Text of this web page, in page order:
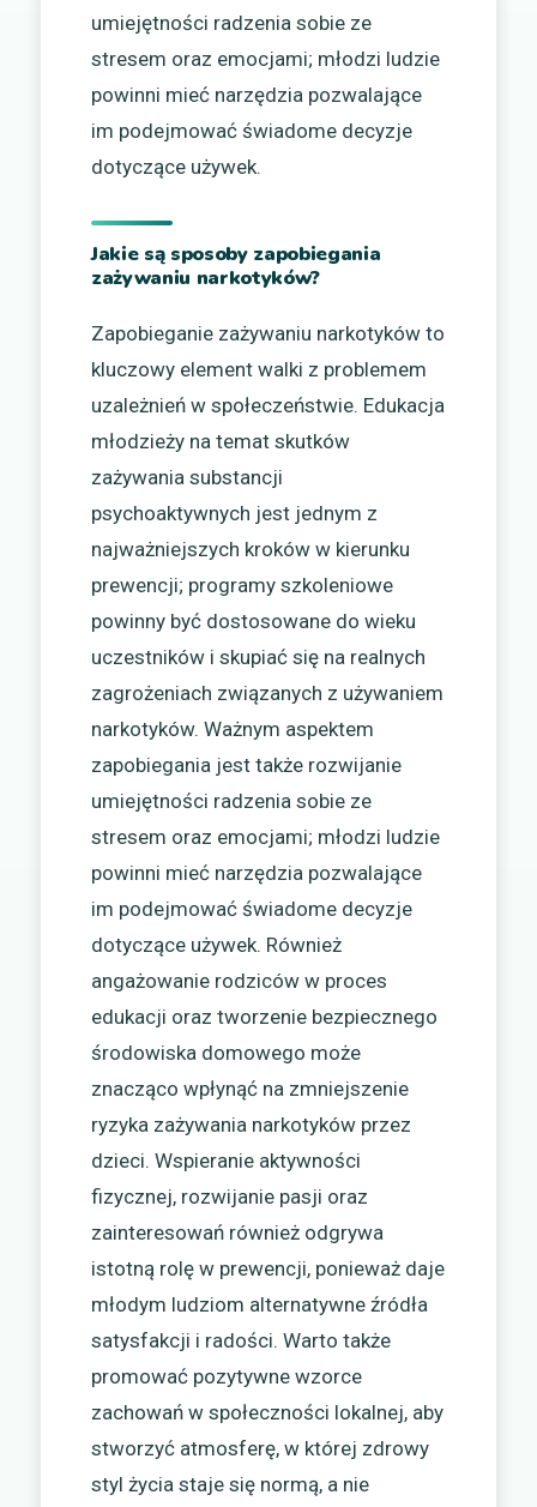
umiejętności radzenia sobie ze
stresem oraz emocjami; młodzi ludzie
powinni mieć narzędzia pozwalające
im podejmować świadome decyzje
dotyczące używek.
Jakie są sposoby zapobiegania
zażywaniu narkotyków?
Zapobieganie zażywaniu narkotyków to
kluczowy element walki z problemem
uzależnień w społeczeństwie. Edukacja
młodzieży na temat skutków
zażywania substancji
psychoaktywnych jest jednym z
najważniejszych kroków w kierunku
prewencji; programy szkoleniowe
powinny być dostosowane do wieku
uczestników i skupiać się na realnych
zagrożeniach związanych z używaniem
narkotyków. Ważnym aspektem
zapobiegania jest także rozwijanie
umiejętności radzenia sobie ze
stresem oraz emocjami; młodzi ludzie
powinni mieć narzędzia pozwalające
im podejmować świadome decyzje
dotyczące używek. Również
angażowanie rodziców w proces
edukacji oraz tworzenie bezpiecznego
środowiska domowego może
znacząco wpłynąć na zmniejszenie
ryzyka zażywania narkotyków przez
dzieci. Wspieranie aktywności
fizycznej, rozwijanie pasji oraz
zainteresowań również odgrywa
istotną rolę w prewencji, ponieważ daje
młodym ludziom alternatywne źródła
satysfakcji i radości. Warto także
promować pozytywne wzorce
zachowań w społeczności lokalnej, aby
stworzyć atmosferę, w której zdrowy
styl życia staje się normą, a nie